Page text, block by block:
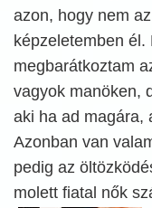
azon, hogy nem
képzeletemben
megbarátkoztam
vagyok manöken,
aki ha ad magára,
Azonban van
pedig az
molett fiatal nők